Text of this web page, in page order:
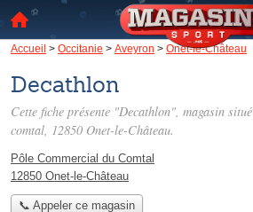
Accueil > Occitanie > Aveyron > Onet-le-Château
Decathlon
Cette fiche présente "Decathlon", magasin situé
comtal, 12850 Onet-le-Château.
Pôle Commercial du Comtal
12850 Onet-le-Château
📞 Appeler ce magasin